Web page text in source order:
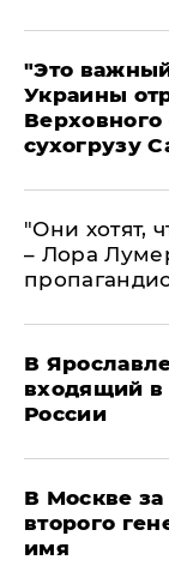
"Это
Украины
сухогрузу
"Они хотят,
– Лора
В
входящий
России
В Москве
второго
имя